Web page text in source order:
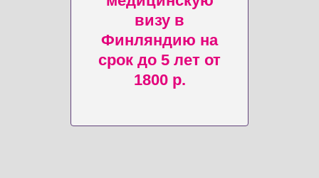
визу в
Финляндию на
срок до 5 лет от
1800 р.